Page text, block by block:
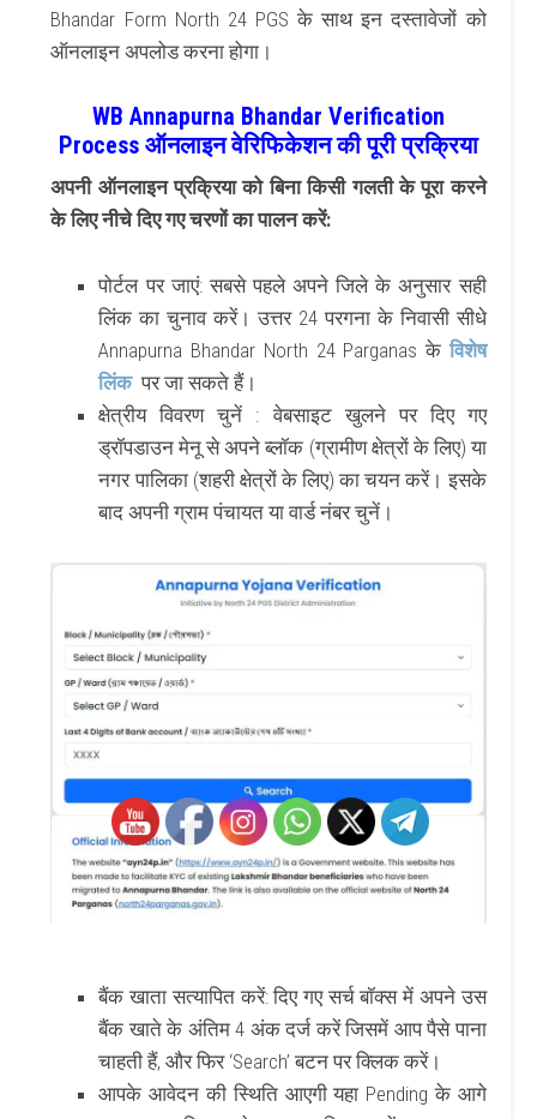
Bhandar Form North 24 PGS के साथ इन दस्तावेजों को
ऑनलाइन अपलोड करना होगा।
WB Annapurna Bhandar Verification
Process ऑनलाइन वेरिफिकेशन की पूरी प्रक्रिया
अपनी ऑनलाइन प्रक्रिया को बिना किसी गलती के पूरा करने
के लिए नीचे दिए गए चरणों का पालन करें:
पोर्टल पर जाएं:सबसे पहले अपने जिले के अनुसार सही
लिंक का चुनाव करें। उत्तर 24 परगना के निवासी सीधे
Annapurna Bhandar North 24 Parganas के विशेष
लिंकपर जा सकते हैं।
क्षेत्रीय विवरण चुनें :वेबसाइट खुलने पर दिए गए
ड्रॉपडाउन मेनू से अपने ब्लॉक (ग्रामीण क्षेत्रों के लिए) या
नगर पालिका (शहरी क्षेत्रों के लिए) का चयन करें। इसके
बाद अपनी ग्राम पंचायत या वार्ड नंबर चुनें।
बैंक खाता सत्यापित करें:दिए गए सर्च बॉक्स में अपने उस
बैंक खाते के अंतिम 4 अंक दर्ज करें जिसमें आप पैसे पाना
चाहती हैं, और फिर ‘Search’ बटन पर क्लिक करें।
आपके आवेदन की स्थिति आएगी यहा Pending के आगे